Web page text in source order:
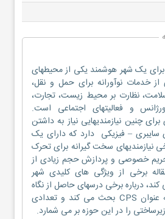
یک شهر هوشمند یکی از محیطهای
خدمات نوآورانه برای حمل و نقل،
نظارت بر محیط زیست، تجارت،
و فعالیتهای اجتماعی است.
چنین نیازمندیهایی نیاز به داشتن
– فیزیکی دارد که دارای یک
نیازمندیهای سخت گیرانه برای تحرک
خصوصی و پردازش حجم زیادی از
برخی از ویژگی های کلیدی شهر
درباره برخی درسهای حاصل از نگاه
به شهرهای هوشمند به عنوان CPS بحث می کند و تعدادی
را در این حوزه بر می شمارد.